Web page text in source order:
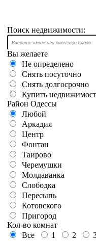
Поиск недвижимости:
Вы желаете
Не определено
Снять посуточно
Снять долгосрочно
Купить
Район Одессы
Любой
Аркадия
Центр
Фонтан
Таирово
Черемушки
Молдаванка
Слободка
Пересыпь
Котовского
Пригород
Кол-во комнат
Все
1 2